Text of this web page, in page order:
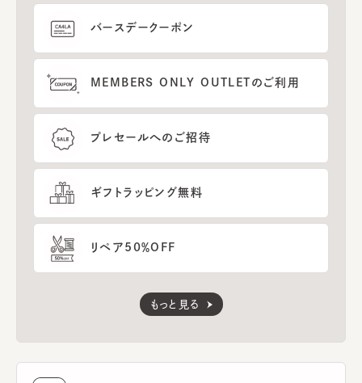
バースデークーポン
MEMBERS ONLY OUTLETのご利用
プレセールへのご招待
ギフトラッピング無料
リペア50％OFF
もっと見る